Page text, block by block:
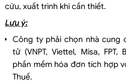
cứu, xuất trình khi cần thiết.
Lưu ý:
Công ty phải chọn nhà cung
tử (VNPT, Viettel, Misa, FPT,
phần mềm hóa đơn tích hợp
Thuế.